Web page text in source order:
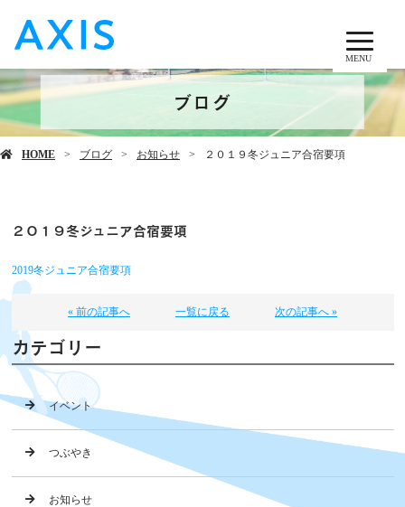
MENU
ブログ
HOME ブログ お知らせ ２０１９冬ジュニア合宿要項
２０１９冬ジュニア合宿要項
2019冬ジュニア合宿要項
« 前の記事へ 一覧に戻る 次の記事へ »
カテゴリー
イベント
つぶやき
お知らせ